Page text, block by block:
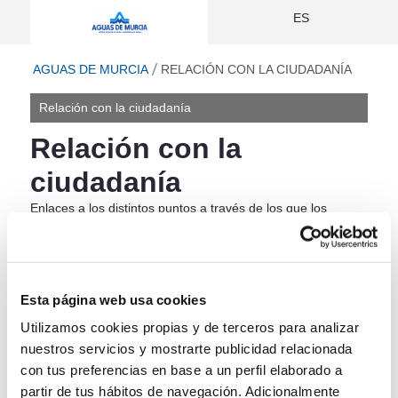
Esta página web usa cookies
Utilizamos cookies propias y de terceros para analizar
nuestros servicios y mostrarte publicidad relacionada
con tus preferencias en base a un perfil elaborado a
partir de tus hábitos de navegación. Adicionalmente
Relación con la ciudadanía - Aguas
ES
AGUAS DE MURCIA RELACIÓN CON LA CIUDADANÍA
Relación con la ciudadanía
Relación con la
ciudadanía
Enlaces a los distintos puntos a través de los que los
ciudadanos puede entrar en relación con la Sociedad, tanto
para la obtención de información como para la realización
de trámites on-line.